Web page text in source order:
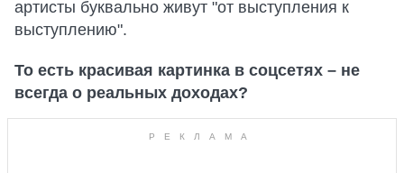
артисты буквально живут "от выступления к
выступлению".
То есть красивая картинка в соцсетях – не
всегда о реальных доходах?